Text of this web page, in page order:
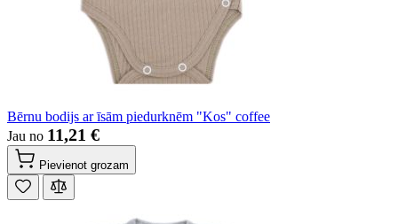
Bērnu bodijs ar īsām piedurknēm "Kos" coffee
Jau no 11,21 €
Pievienot grozam